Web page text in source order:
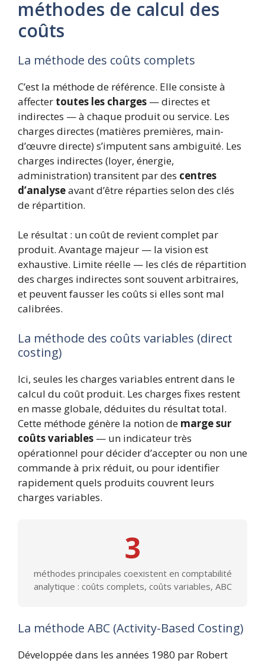
méthodes de calcul des
coûts
La méthode des coûts complets
C’est la méthode de référence. Elle consiste à
affecter toutes les charges — directes et
indirectes — à chaque produit ou service. Les
charges directes (matières premières, main-
d’œuvre directe) s’imputent sans ambiguïté. Les
charges indirectes (loyer, énergie,
administration) transitent par des centres
d’analyseavant d’être réparties selon des clés
de répartition.
Le résultat : un coût de revient complet par
produit. Avantage majeur — la vision est
exhaustive. Limite réelle — les clés de répartition
des charges indirectes sont souvent arbitraires,
et peuvent fausser les coûts si elles sont mal
calibrées.
La méthode des coûts variables (direct
costing)
Ici, seules les charges variables entrent dans le
calcul du coût produit. Les charges fixes restent
en masse globale, déduites du résultat total.
Cette méthode génère la notion de marge sur
coûts variables — un indicateur très
opérationnel pour décider d’accepter ou non une
commande à prix réduit, ou pour identifier
rapidement quels produits couvrent leurs
charges variables.
3
méthodes principales coexistent en comptabilité
analytique : coûts complets, coûts variables, ABC
La méthode ABC (Activity-Based Costing)
Développée dans les années 1980 par Robert